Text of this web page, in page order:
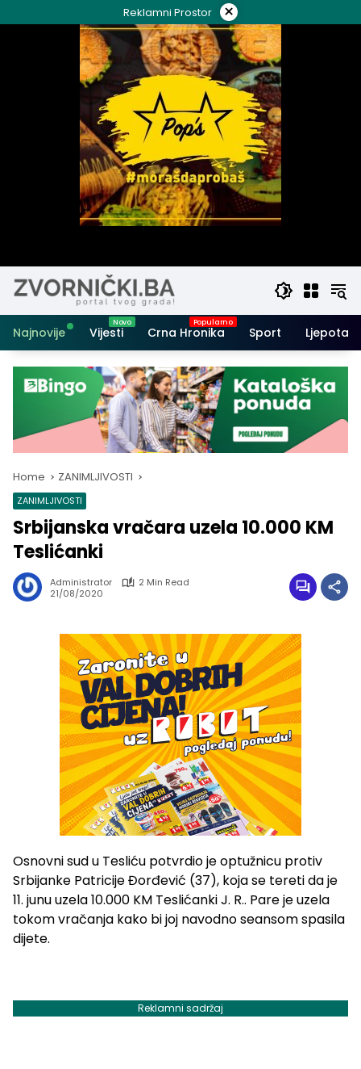
to
Reklamni Prostor ×
Najnovije Vijesti Crna Hronika Sport Ljepota i
Home ZANIMLJIVOSTI
ZANIMLJIVOSTI
Srbijanska vračara uzela 10.000 KM
Teslićanki
Administrator
2 Min Read
21/08/2020
Osnovni sud u Tesliću potvrdio je optužnicu protiv
Srbijanke Patricije Đorđević (37), koja se tereti da je
11. junu uzela 10.000 KM Teslićanki J. R.. Pare je uzela
tokom vračanja kako bi joj navodno seansom spasila
dijete.
Reklamni sadržaj